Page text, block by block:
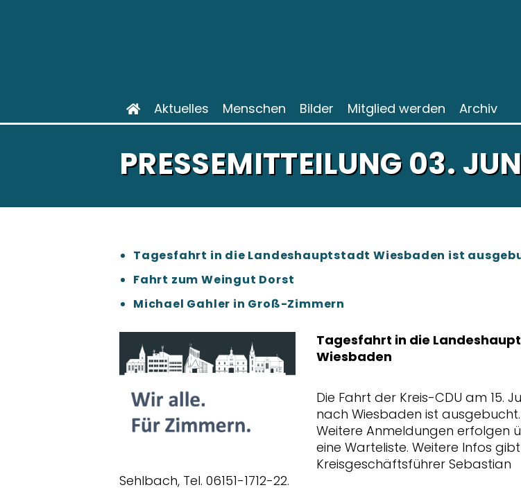
Aktuelles Menschen Bilder Mitglied werden Archiv
PRESSEMITTEILUNG 03.
Tagesfahrt in die Landeshauptstadt Wiesbaden ist
Fahrt zum Weingut Dorst
Michael Gahler in Groß-Zimmern
Tagesfahrt in die
Wiesbaden
Die Fahrt der Kreis-CDU am 15.
nach Wiesbaden ist ausgebucht.
Weitere Anmeldungen erfolgen
eine Warteliste. Weitere Infos gibt
Kreisgeschäftsführer Sebastian
Sehlbach, Tel. 06151-1712-22.